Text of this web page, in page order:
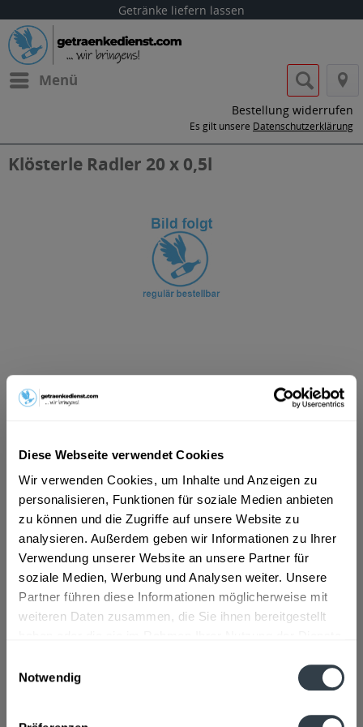
Diese Webseite verwendet Cookies
Wir verwenden Cookies, um Inhalte und Anzeigen zu
personalisieren, Funktionen für soziale Medien anbieten
zu können und die Zugriffe auf unsere Website zu
analysieren. Außerdem geben wir Informationen zu Ihrer
Verwendung unserer Website an unsere Partner für
soziale Medien, Werbung und Analysen weiter. Unsere
Partner führen diese Informationen möglicherweise mit
weiteren Daten zusammen, die Sie ihnen bereitgestellt
Notwendig
Getränke liefern lassen
Menü
Bestellung widerrufen
Es gilt unsere Datenschutzerklärung
Klösterle Radler 20 x 0,5l
ab 14,39 € *
Vorrätig
MEHRWEG
+3,10 € Pfand
In den Warenkorb
Artikel-Nr.:
28472
Verfügbar in:
mehr